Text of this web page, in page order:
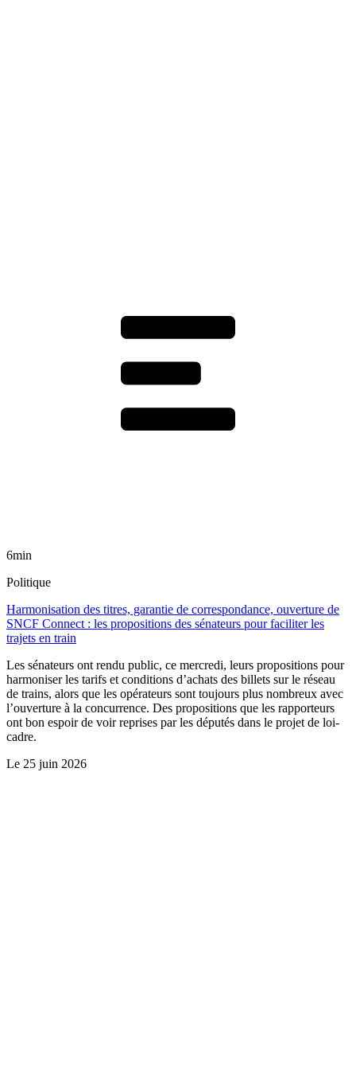
6min
Politique
Harmonisation des titres, garantie de correspondance, ouverture de
SNCF Connect : les propositions des sénateurs pour faciliter les
trajets en train
Les sénateurs ont rendu public, ce mercredi, leurs propositions pour
harmoniser les tarifs et conditions d’achats des billets sur le réseau
de trains, alors que les opérateurs sont toujours plus nombreux avec
l’ouverture à la concurrence. Des propositions que les rapporteurs
ont bon espoir de voir reprises par les députés dans le projet de loi-
cadre.
Le 25 juin 2026